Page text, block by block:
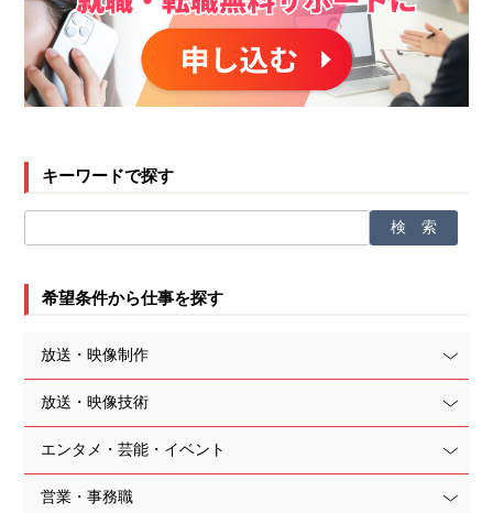
キーワードで探す
希望条件から仕事を探す
放送・映像制作
放送・映像技術
エンタメ・芸能・イベント
営業・事務職